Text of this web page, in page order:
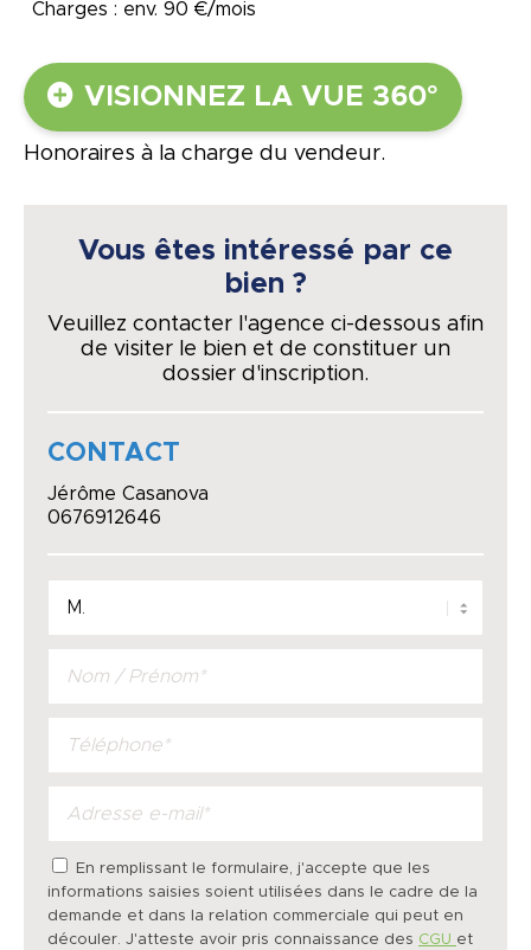
Charges : env. 90 €/mois
VISIONNEZ LA VUE 360°
Honoraires à la charge du vendeur.
Vous êtes intéressé par ce
bien ?
Veuillez contacter l'agence ci-dessous afin
de visiter le bien et de constituer un
dossier d'inscription.
CONTACT
Jérôme Casanova
0676912646
En remplissant le formulaire, j'accepte que les
informations saisies soient utilisées dans le cadre de la
demande et dans la relation commerciale qui peut en
découler. J'atteste avoir pris connaissance des CGU et